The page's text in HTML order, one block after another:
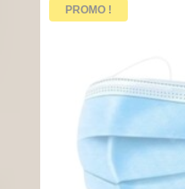
PROMO !